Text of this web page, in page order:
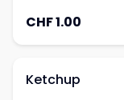
CHF 1.00
Ketchup